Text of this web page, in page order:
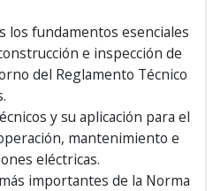
los fundamentos esenciales
e inspección de
del Reglamento Técnico
y su aplicación para el
mantenimiento e
eléctricas.
importantes de la Norma